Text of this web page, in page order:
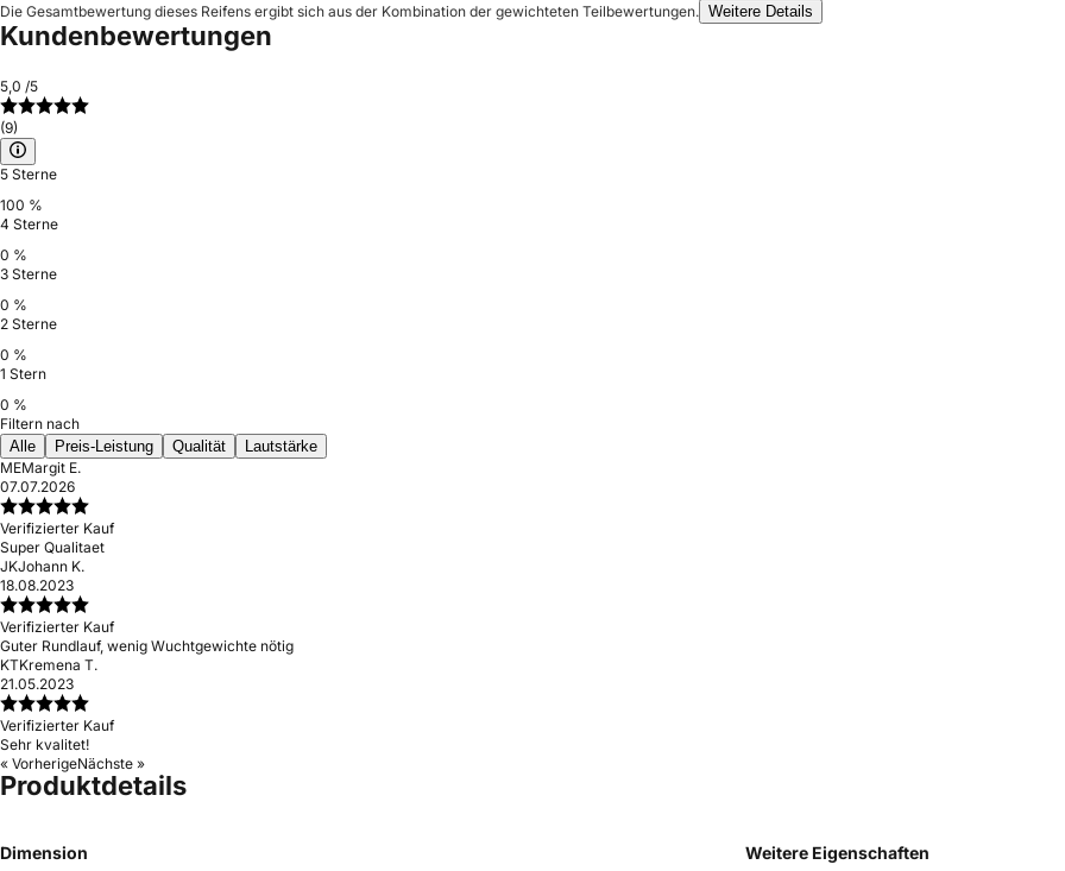
Die Gesamtbewertung dieses Reifens ergibt sich aus der Kombination der gewichteten Teilbewertungen. Weitere Details
Kundenbewertungen
5,0 /5
(9)
5 Sterne
100 %
4 Sterne
0 %
3 Sterne
0 %
2 Sterne
0 %
1 Stern
0 %
Filtern nach
Alle
Preis-Leistung Qualität
Lautstärke
MEMargit E.
07.07.2026
Verifizierter Kauf
Super Qualitaet
JKJohann K.
18.08.2023
Verifizierter Kauf
Guter Rundlauf, wenig Wuchtgewichte nötig
KTKremena T.
21.05.2023
Verifizierter Kauf
Sehr kvalitet!
« VorherigeNächste »
Produktdetails
Dimension Weitere Eigenschaften